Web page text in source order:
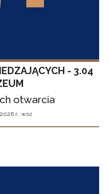
- 3.04
otwarcia
r., wsz